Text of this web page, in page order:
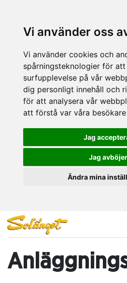
Vi använder oss
Vi använder cookies och
spårningsteknologier för
surfupplevelse på vår
dig personligt innehåll och
för att analysera vår
att förstå var våra
Jag
Jag avböjer
Ändra mina